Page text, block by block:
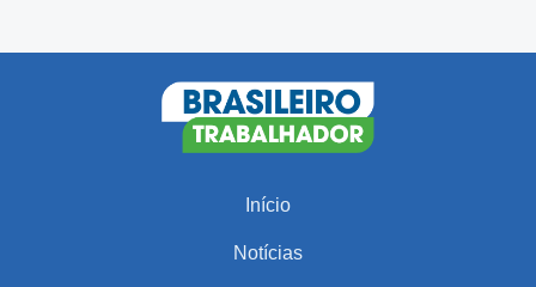
Início
Notícias